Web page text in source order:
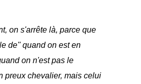
on s'arrête là, parce que
de'' quand on est en
on n'est pas le
preux chevalier, mais celui